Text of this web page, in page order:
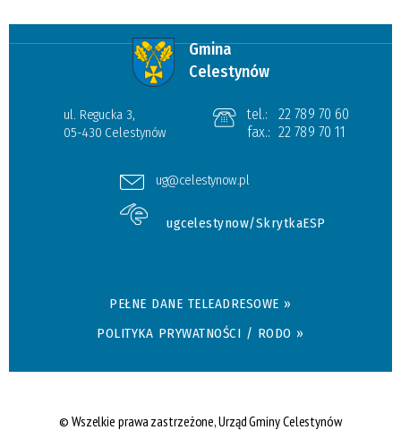
Gmina
Celestynów
ul. Regucka 3,
05-430 Celestynów
tel.:
22 789 70 60
fax.: 22 789 70 11
ug@celestynow.pl
ugcelestynow/SkrytkaESP
PEŁNE DANE TELEADRESOWE »
POLITYKA PRYWATNOŚCI / RODO »
© Wszelkie prawa zastrzeżone, Urząd Gminy Celestynów